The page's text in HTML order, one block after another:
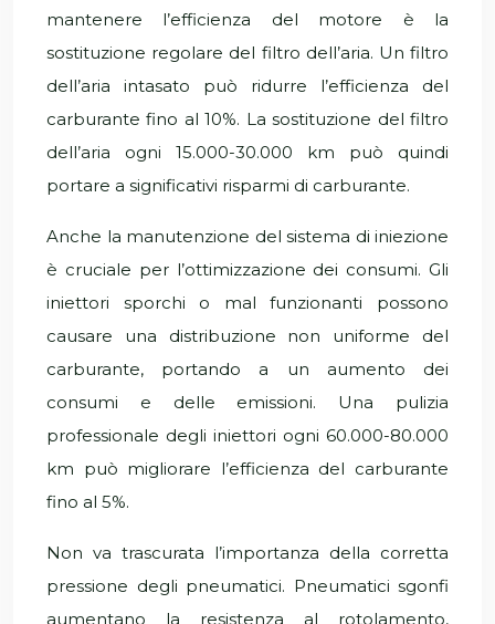
mantenere l’efficienza del motore è la
sostituzione regolare del filtro dell’aria. Un filtro
dell’aria intasato può ridurre l’efficienza del
carburante fino al 10%. La sostituzione del filtro
dell’aria ogni 15.000-30.000 km può quindi
portare a significativi risparmi di carburante.
Anche la manutenzione del sistema di iniezione
è cruciale per l’ottimizzazione dei consumi. Gli
iniettori sporchi o mal funzionanti possono
causare una distribuzione non uniforme del
carburante, portando a un aumento dei
consumi e delle emissioni. Una pulizia
professionale degli iniettori ogni 60.000-80.000
km può migliorare l’efficienza del carburante
fino al 5%.
Non va trascurata l’importanza della corretta
pressione degli pneumatici. Pneumatici sgonfi
aumentano la resistenza al rotolamento,